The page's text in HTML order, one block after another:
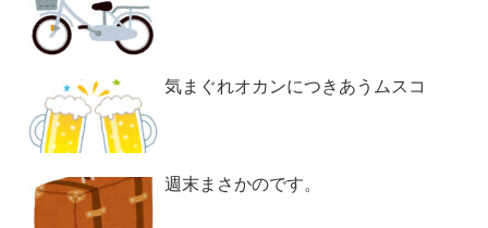
気まぐれオカンにつきあうムスコ
週末まさかのです。